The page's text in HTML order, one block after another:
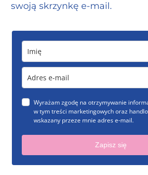
swoją skrzynkę e-mail.
Wyrażam zgodę na otrzymywanie
w tym treści marketingowych oraz
wskazany przeze mnie adres e-mail.
Zapisz się